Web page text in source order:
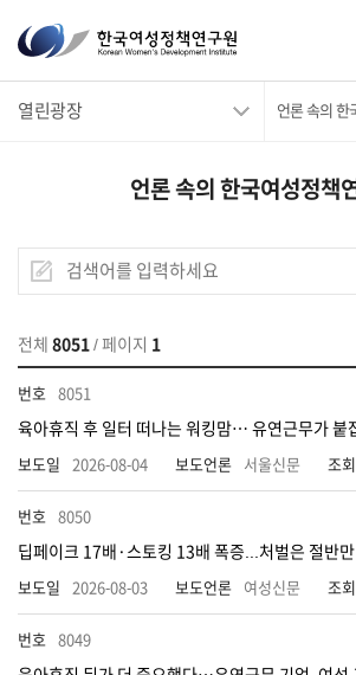
한
국
여
구
원
Korean
Women's
Development
Institute
열린광장 언론 속의 한
언론 속의 한국여성정책
전체 8051 / 페이지 1
8051
육아휴직 후 일터 떠나는 워킹맘… 유연근무가 붙
2026-08-04 서울신문
8050
딥페이크 17배·스토킹 13배 폭증...처벌은 절반만
2026-08-03 여성신문
8049